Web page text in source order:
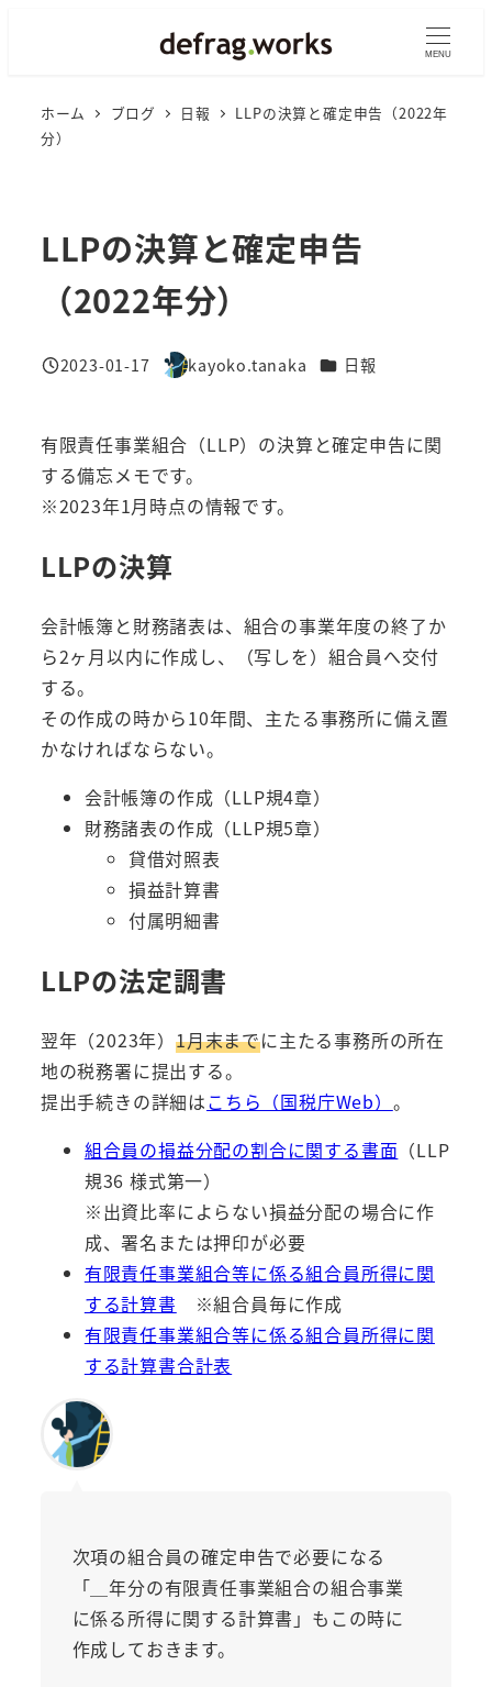
MENU
ホーム ブログ 日報
LLPの決算と確定申告（2022年
分）
LLPの決算と確定申告
（2022年分）
投稿日
2023-01-17
著
kayoko.tanaka カテゴリー
日報
有限責任事業組合（LLP）の決算と確定申告に関
する備忘メモです。
※2023年1月時点の情報です。
LLPの決算
会計帳簿と財務諸表は、組合の事業年度の終了か
ら2ヶ月以内に作成し、（写しを）組合員へ交付
する。
その作成の時から10年間、主たる事務所に備え置
かなければならない。
会計帳簿の作成（LLP規4章）
財務諸表の作成（LLP規5章）
貸借対照表
損益計算書
付属明細書
LLPの法定調書
翌年（2023年） 1月末までに主たる事務所の所在
地の税務署に提出する。
提出手続きの詳細はこちら（国税庁Web） 。
組合員の損益分配の割合に関する書面 （LLP
規36 様式第一）
※出資比率によらない損益分配の場合に作
成、署名または押印が必要
有限責任事業組合等に係る組合員所得に関
する計算書 ※組合員毎に作成
有限責任事業組合等に係る組合員所得に関
する計算書合計表
次項の組合員の確定申告で必要になる
「＿年分の有限責任事業組合の組合事業
に係る所得に関する計算書」もこの時に
作成しておきます。